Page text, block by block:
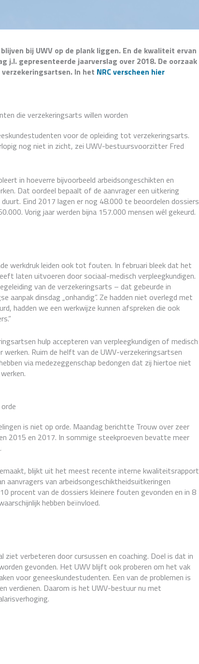
bij UWV op de plank liggen. En de kwaliteit ervan
j.l. gepresenteerde jaarverslag over 2018. De oorzaak
In het NRC verscheen hier
die verzekeringsarts willen worden
voor de opleiding tot verzekeringsarts.
nog niet in zicht, zei UWV-bestuursvoorzitter Fred
in hoeverre bijvoorbeeld arbeidsongeschikten en
Dat oordeel bepaalt of de aanvrager een uitkering
Eind 2017 lagen er nog 48.000 te beoordelen dossiers
Vorig jaar werden bijna 157.000 mensen wél gekeurd.
werkdruk leiden ook tot fouten. In februari bleek dat het
laten uitvoeren door sociaal-medisch verpleegkundigen.
van de verzekeringsarts – dat gebeurde in
aanpak dinsdag „onhandig”. Ze hadden niet overlegd met
hadden we een werkwijze kunnen afspreken die ook
hulp accepteren van verpleegkundigen of medisch
werken. Ruim de helft van de UWV-verzekeringsartsen
via medezeggenschap bedongen dat zij hiertoe niet
is niet op orde. Maandag berichtte Trouw over zeer
2015 en 2017. In sommige steekproeven bevatte meer
blijkt uit het meest recente interne kwaliteitsrapport
aanvragers van arbeidsongeschiktheidsuitkeringen
procent van de dossiers kleinere fouten gevonden en in 8
hebben beïnvloed.
verbeteren door cursussen en coaching. Doel is dat in
gevonden. Het UWV blijft ook proberen om het vak
voor geneeskundestudenten. Een van de problemen is
verdienen. Daarom is het UWV-bestuur nu met